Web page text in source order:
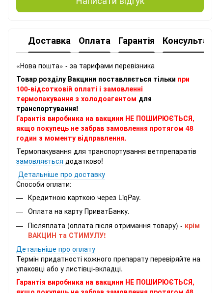
Доставка Оплата Гарантія Консультація
«Нова пошта» - за тарифами перевізника
Товар розділу Вакцини поставляється тільки при
100-відсотковій оплаті і замовленні
термопакування з холодоагентом для
транспортування!
Гарантія виробника на вакцини НЕ ПОШИРЮЄТЬСЯ,
якщо покупець не забрав замовлення протягом 48
годин з моменту відправлення.
Термопакування для транспортування ветпрепаратів
замовляється додатково!
Детальніше про доставку
Способи оплати:
Кредитною карткою через LiqPay.
Оплата на карту ПриватБанку.
Післяплата (оплата після отримання товару) - крім
ВАКЦИН та СТИМУЛУ!
Детальніше про оплату
Термін придатності кожного препарату перевіряйте на
упаковці або у листівці-вкладці.
Гарантія виробника на вакцини НЕ ПОШИРЮЄТЬСЯ,